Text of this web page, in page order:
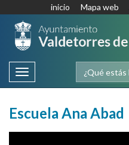
inicio Mapa web
Toggle
navigation
Escuela Ana Abad